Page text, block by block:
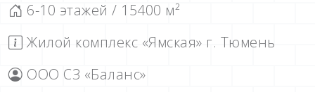
6-10 этажей / 15400 м²
Жилой комплекс «Ямская» г. Тюмень
ООО СЗ «Баланс»